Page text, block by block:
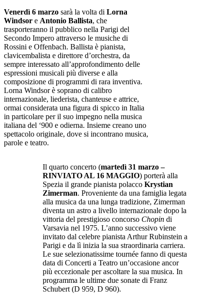
Venerdì 6 marzo sarà la volta di Lorna
Windsor e Antonio Ballista, che
trasporteranno il pubblico nella Parigi del
Secondo Impero attraverso le musiche di
Rossini e Offenbach. Ballista è pianista,
clavicembalista e direttore d’orchestra, da
sempre interessato all’approfondimento delle
espressioni musicali più diverse e alla
composizione di programmi di rara inventiva.
Lorna Windsor è soprano di calibro
internazionale, liederista, chanteuse e attrice,
ormai considerata una figura di spicco in Italia
in particolare per il suo impegno nella musica
italiana del ‘900 e odierna. Insieme creano uno
spettacolo originale, dove si incontrano musica,
parole e teatro.
Il quarto concerto (martedì 31 marzo –
RINVIATO AL 16 MAGGIO) porterà alla
Spezia il grande pianista polacco Krystian
Zimerman. Proveniente da una famiglia legata
alla musica da una lunga tradizione, Zimerman
diventa un astro a livello internazionale dopo la
vittoria del prestigioso concorso Chopin di
Varsavia nel 1975. L’anno successivo viene
invitato dal celebre pianista Arthur Rubinstein a
Parigi e da lì inizia la sua straordinaria carriera.
Le sue selezionatissime tournée fanno di questa
data di Concerti a Teatro un’occasione ancor
più eccezionale per ascoltare la sua musica. In
programma le ultime due sonate di Franz
Schubert (D 959, D 960).